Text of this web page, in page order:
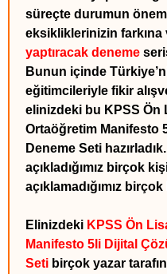
süreçte durumun
eksikliklerinizin farkına
yaptıracak deneme
Bunun içinde
eğitimcileriyle fikir
elinizdeki bu KPSS Ön
Ortaöğretim Manifesto
Deneme Seti
açıkladığımız birçok
açıklamadığımız
Elinizdeki KPSS Ön
Manifesto 5li Dijital
Seti birçok yazar